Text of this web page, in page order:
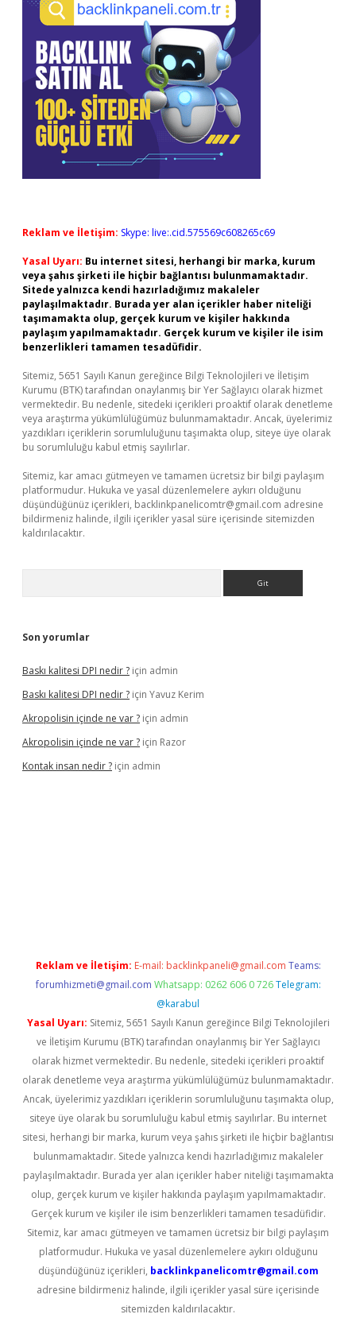
Reklam ve İletişim: Skype: live:.cid.575569c608265c69
Yasal Uyarı: Bu internet sitesi, herhangi bir marka, kurum
veya şahıs şirketi ile hiçbir bağlantısı bulunmamaktadır.
Sitede yalnızca kendi hazırladığımız makaleler
paylaşılmaktadır. Burada yer alan içerikler haber niteliği
taşımamakta olup, gerçek kurum ve kişiler hakkında
paylaşım yapılmamaktadır. Gerçek kurum ve kişiler ile isim
benzerlikleri tamamen tesadüfidir.
Sitemiz, 5651 Sayılı Kanun gereğince Bilgi Teknolojileri ve İletişim
Kurumu (BTK) tarafından onaylanmış bir Yer Sağlayıcı olarak hizmet
vermektedir. Bu nedenle, sitedeki içerikleri proaktif olarak denetleme
veya araştırma yükümlülüğümüz bulunmamaktadır. Ancak, üyelerimiz
yazdıkları içeriklerin sorumluluğunu taşımakta olup, siteye üye olarak
bu sorumluluğu kabul etmiş sayılırlar.
Sitemiz, kar amacı gütmeyen ve tamamen ücretsiz bir bilgi paylaşım
platformudur. Hukuka ve yasal düzenlemelere aykırı olduğunu
düşündüğünüz içerikleri, backlinkpanelicomtr@gmail.com adresine
bildirmeniz halinde, ilgili içerikler yasal süre içerisinde sitemizden
kaldırılacaktır.
Son yorumlar
Baskı kalitesi DPI nedir ? için admin
Baskı kalitesi DPI nedir ? için Yavuz Kerim
Akropolisin içinde ne var ? için admin
Akropolisin içinde ne var ? için Razor
Kontak insan nedir ? için admin
Reklam ve İletişim: E-mail: backlinkpaneli@gmail.com Teams:
forumhizmeti@gmail.com Whatsapp: 0262 606 0 726 Telegram:
@karabul
Yasal Uyarı: Sitemiz, 5651 Sayılı Kanun gereğince Bilgi Teknolojileri
ve İletişim Kurumu (BTK) tarafından onaylanmış bir Yer Sağlayıcı
olarak hizmet vermektedir. Bu nedenle, sitedeki içerikleri proaktif
olarak denetleme veya araştırma yükümlülüğümüz bulunmamaktadır.
Ancak, üyelerimiz yazdıkları içeriklerin sorumluluğunu taşımakta olup,
siteye üye olarak bu sorumluluğu kabul etmiş sayılırlar. Bu internet
sitesi, herhangi bir marka, kurum veya şahıs şirketi ile hiçbir bağlantısı
bulunmamaktadır. Sitede yalnızca kendi hazırladığımız makaleler
paylaşılmaktadır. Burada yer alan içerikler haber niteliği taşımamakta
olup, gerçek kurum ve kişiler hakkında paylaşım yapılmamaktadır.
Gerçek kurum ve kişiler ile isim benzerlikleri tamamen tesadüfidir.
Sitemiz, kar amacı gütmeyen ve tamamen ücretsiz bir bilgi paylaşım
platformudur. Hukuka ve yasal düzenlemelere aykırı olduğunu
düşündüğünüz içerikleri, backlinkpanelicomtr@gmail.com
adresine bildirmeniz halinde, ilgili içerikler yasal süre içerisinde
sitemizden kaldırılacaktır.